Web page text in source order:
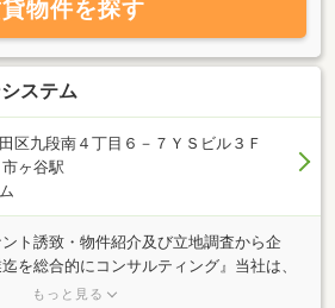
物件を探す
ステム
区九段南４丁目６－７ＹＳビル３Ｆ
ヶ谷駅
ント誘致・物件紹介及び立地調査から企
を総合的にコンサルティング』当社は、
する手法が、個々にバラバラにおこなわ
もっと見る